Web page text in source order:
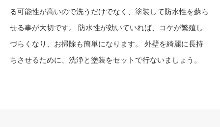
る可能性が高いので洗うだけでなく、塗装して防水性を蘇ら
せる事が大切です。 防水性が効いていれば、コケが繁殖し
づらくなり、お掃除も簡単になります。 外壁を綺麗に長持
ちさせるために、洗浄と塗装をセットで行ないましょう。